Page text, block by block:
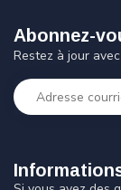
Abonnez-
Restez à jour